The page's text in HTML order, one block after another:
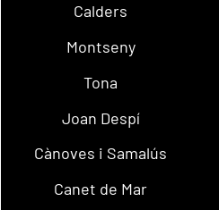
Calders
Montseny
Tona
Joan Despí
Cànoves i Samalús
Canet de Mar